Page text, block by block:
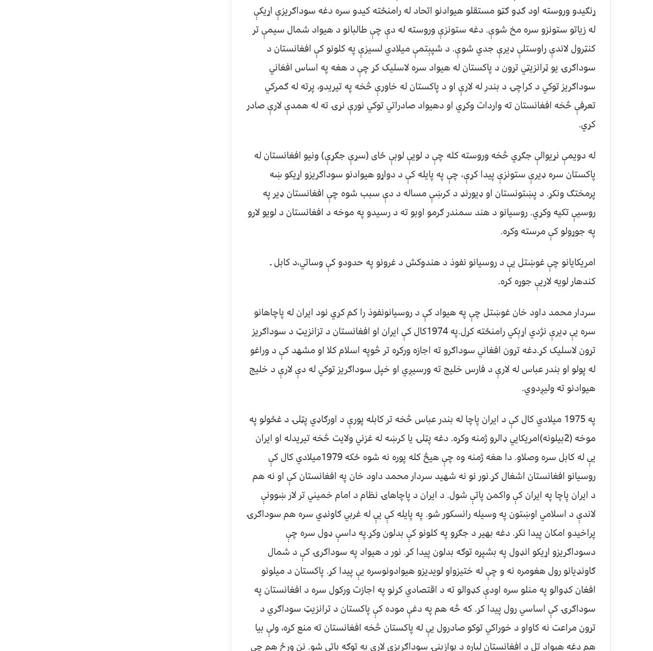
ړنګيدو وروسته اود ګډو ګټو مستقلو هيوادنو اتحاد له رامنځته کيدو سره دغه سوداګريزې اړيکې
له زياتو ستونزو سره مخ شوې. دغه ستونزې وروسته له دې چې طالبانو د هيواد شمال سيمې تر
کنټرول لاندې راوستلې ډيرې جدي شوې. د شپېتمې ميلادي لسيزې په کلونو کې افغانستان د
سوداګرۍ يو ټرانزيټي تړون د پاکستان له هيواد سره لاسليک کړ چې د هغه په اساس افغاني
سوداګريز توکي د کراچۍ د بندر له لارې او د پاکستان له خاورې څخه په تيريدو، پرته له ګمرکي
تعرفې څخه افغانستان ته واردات وکړي او دهيواد صادراتي توکي نورې نړۍ ته له همدې لارې صادر
کړي.
له دويمې نړيوالې جګړي څخه وروسته کله چې د لويې لوبې ځای (سړې جګړې) ونيو افغانستان له
پاکستان سره ډيرې ستونزې پيدا کړې، چې په پايله کې د دواړو هيوادنو سوداګريزو اړيکو ښه
پرمختګ ونکړ. د پښتونستان او ډيورنډ د کرښې مساله د دې سبب شوه چې افغانستان ډير په
روسيې تکيه وکړي. روسيانو د هند سمندر ګرمو اوبو ته د رسيدو په موخه د افغانستان د لويو لارو
په جوړولو کې مرسته وکړه.
امريکايانو چې غوښتل يې د روسيانو نفوذ د هندوکش د غرونو په حدودو کې وساتي،د کابل ـ
کندهار لويه لاريې جوړه کړه.
سردار محمد داود خان غوښتل چې په هيواد کې د روسيانونفوذ را کم کړي نود ايران له پاچاهانو
سره يې ډيرې نژدي اړېکي رامنځته کړل.په 1974کال کې ايران او افغانستان د تزانزيټ د سوداګريز
تړون لاسليک کړ.دغه تړون افغاني سوداګرو ته اجازه ورکړه تر څوپه اسلام کلا او مشهد کې د وراغو
له پولو او بندر عباس له لارې د فارس خليج ته ورسيږي او خپل سوداګريز توکي له دې لارې د خليج
هيوادنو ته وليږدوي.
په 1975 ميلادي کال کې د ايران پاچا له بندر عباس څخه تر کابله پورې د اورګاډي پټلۍ د غځولو په
موخه (2بيلونه)امريکايي ډالرو ژمنه وکړه. دغه پټلۍ يا کرښه له غزني ولايت څخه تيريدله او ايران
يې له کابل سره وصلاو. دا هغه ژمنه وه چې هيڅ کله پوره نه شوه ځکه 1979ميلادي کال کې
روسيانو افغانستان اشغال کړ.نور نو نه شهيد سردار محمد داود خان په افغانستان کې او نه هم
د ايران پاچا په ايران کې واکمن پاتې شول. د ايران د پاچاهاۍ نظام د امام خميني تر لار ښوونې
لاندې د اسلامي اوښتون په وسيله رانسکور شو. په پايله کې يې له غربي ګاونډي سره هم سوداګرۍ
پراخيدو امکان پيدا نکړ. دغه بهير د جګړو په کلونو کې بدلون وکړ.په داسې ډول سره چې
دسوداګريزو اړيکو انډول په بشپړه توګه بدلون پيدا کړ. نور د هيواد په سوداګرۍ کې د شمال
ګاونډيانو رول هغومره نه و چې له ختيزواو لويديزو هيوادونوسره يې پيدا کړ. پاکستان د ميلونو
افغان کډوالو په منلو سره اودې کډوالو ته د اقتصادي کړنو په اجازت ورکول سره د افغانستان په
سوداګرۍ کې اساسي رول پيدا کړ. که څه هم په دغې موده کې پاکستان د ترانزيټ سوداګري د
تړون مراعت نه کاواو د خوراکي توکو صادرول يې له پاکستان څخه افغانستان ته منع کړه، ولې بيا
هم دغه هيواد تل د افغانستان لپاره د يوازينۍ سوداګريزې لارې په توګه پاتې شو. نن ورځ هم چې